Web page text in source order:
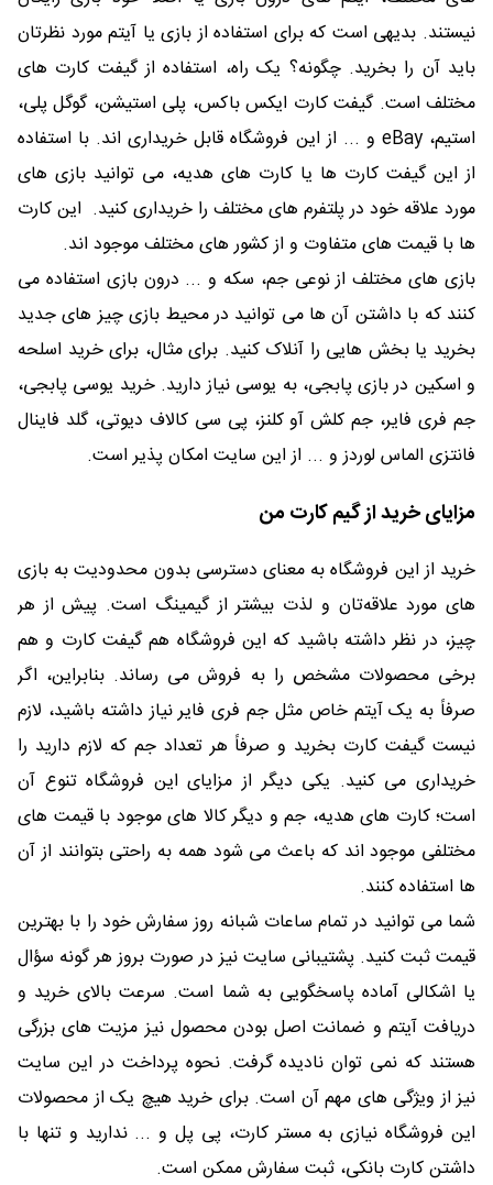
نیستند. بدیهی است که برای استفاده از بازی یا آیتم مورد نظرتان
باید آن را بخرید. چگونه؟ یک راه، استفاده از گیفت کارت های
مختلف است. گیفت کارت ایکس باکس، پلی استیشن، گوگل پلی،
استیم، eBay و ... از این فروشگاه قابل خریداری اند. با استفاده
از این گیفت کارت ها یا کارت های هدیه، می توانید بازی های
مورد علاقه خود در پلتفرم های مختلف را خریداری کنید. این کارت
ها با قیمت های متفاوت و از کشور های مختلف موجود اند.
بازی های مختلف از نوعی جم، سکه و ... درون بازی استفاده می
کنند که با داشتن آن ها می توانید در محیط بازی چیز های جدید
بخرید یا بخش هایی را آنلاک کنید. برای مثال، برای خرید اسلحه
و اسکین در بازی پابجی، به یوسی نیاز دارید. خرید یوسی پابجی،
جم فری فایر، جم کلش آو کلنز، پی سی کالاف دیوتی، گلد فاینال
فانتزی الماس لوردز و ... از این سایت امکان پذیر است.
مزایای خرید از گیم کارت من
خرید از این فروشگاه به معنای دسترسی بدون محدودیت به بازی
های مورد علاقه‌تان و لذت بیشتر از گیمینگ است. پیش از هر
چیز، در نظر داشته باشید که این فروشگاه هم گیفت کارت و هم
برخی محصولات مشخص را به فروش می رساند. بنابراین، اگر
صرفاً به یک آیتم خاص مثل جم فری فایر نیاز داشته باشید، لازم
نیست گیفت کارت بخرید و صرفاً هر تعداد جم که لازم دارید را
خریداری می کنید. یکی دیگر از مزایای این فروشگاه تنوع آن
است؛ کارت های هدیه، جم و دیگر کالا های موجود با قیمت های
مختلفی موجود اند که باعث می شود همه به راحتی بتوانند از آن
ها استفاده کنند.
شما می توانید در تمام ساعات شبانه روز سفارش خود را با بهترین
قیمت ثبت کنید. پشتیبانی سایت نیز در صورت بروز هر گونه سؤال
یا اشکالی آماده پاسخگویی به شما است. سرعت بالای خرید و
دریافت آیتم و ضمانت اصل بودن محصول نیز مزیت های بزرگی
هستند که نمی توان نادیده گرفت. نحوه پرداخت در این سایت
نیز از ویژگی های مهم آن است. برای خرید هیچ یک از محصولات
این فروشگاه نیازی به مستر کارت، پی پل و ... ندارید و تنها با
داشتن کارت بانکی، ثبت سفارش ممکن است.